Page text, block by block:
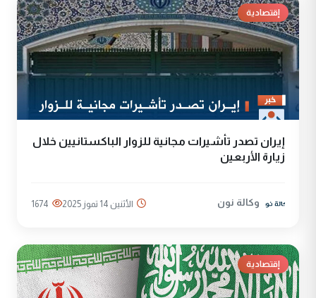
إقتصادية
إيران تصدر تأشيرات مجانية للزوار الباكستانيين خلال
زيارة الأربعين
وكالة نون الأثنين 14 تموز 2025 1674
إقتصادية